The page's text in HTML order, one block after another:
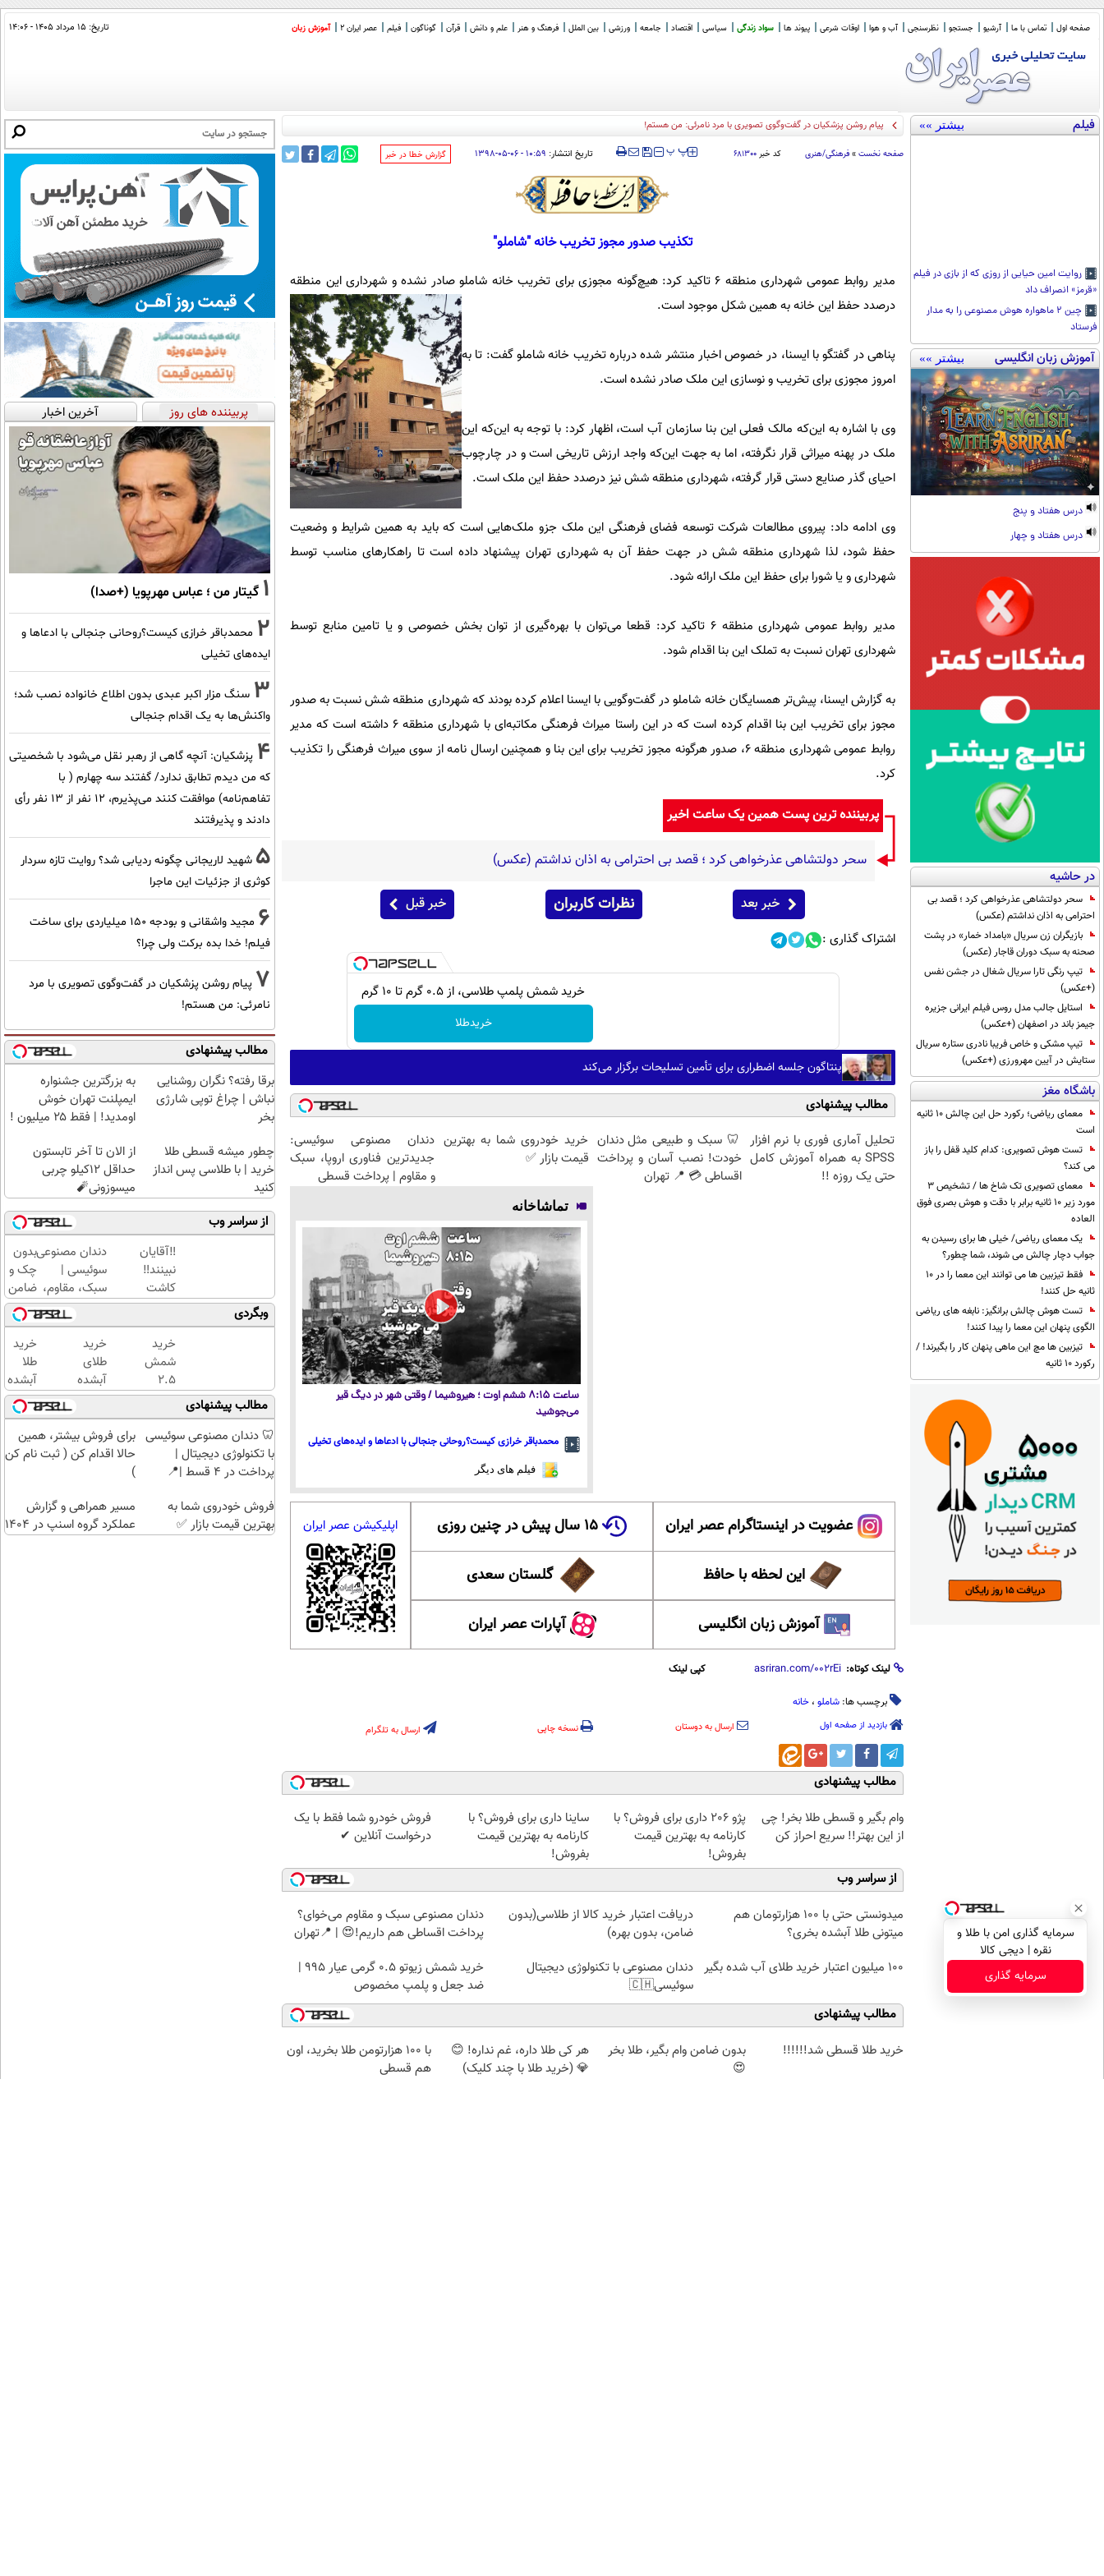
صفحه اول تماس با ما آرشیو جستجو نظرسنجی آب و هوا اوقات شرعی پیوند ها سواد زندگی سیاسی اقتصاد جامعه ورزشی بین الملل فرهنگ و هنر علم و دانش قرآن گوناگون فیلم عصر ایران 2 آموزش زبان تاریخ: ۱۵ مرداد ۱۴۰۵ - ۱۴:۰۶
فیلم بیشتر »»
روایت امین حیایی از روزی که از بازی در فیلم
«قرمز» انصراف داد
چین ۲ ماهواره هوش مصنوعی را به مدار
فرستاد
آموزش زبان انگلیسی بیشتر »»
درس هفتاد و پنج
درس هفتاد و چهار
در حاشیه
سحر دولتشاهی عذرخواهی کرد ؛ قصد بی
احترامی به اذان نداشتم (عکس)
بازیگران زن سریال «بامداد خمار» در پشت
صحنه به سبک دوران قاجار (عکس)
تیپ رنگی تارا سریال شغال در جشن نفس
(+عکس)
استایل جالب مدل روس فیلم ایرانی جزیره
جیمز باند در اصفهان (+عکس)
تیپ مشکی و خاص فریبا نادری ستاره سریال
ستایش در آیین مهرورزی (+عکس)
باشگاه مغز
معمای ریاضی؛ رکورد حل این چالش 10 ثانیه
است
تست هوش تصویری: کدام کلید قفل را باز
می کند؟
معمای تصویری تک شاخ ها / تشخیص 3
مورد زیر 10 ثانیه برابر با دقت و هوش بصری فوق
العاده
یک معمای ریاضی/ خیلی ها برای رسیدن به
جواب دچار چالش می شوند، شما چطور؟
فقط تیزبین ها می توانند این معما را در 10
ثانیه حل کنند!
تست هوش چالش برانگیز: نابغه های ریاضی
الگوی پنهان این معما را پیدا کنند!
تیزبین ها مچ این ماهی پنهان کار را بگیرند! /
رکورد 10 ثانیه
پیام روشن پزشکیان در گفت‌و‌گوی تصویری با مرد نامرئی: من هستم!
صفحه نخست » فرهنگی/هنری کد خبر۶۸۱۳۰۰ ‍‍‍ پ پ تاریخ انتشار: ۱۰:۵۹ - ۰۶-۰۵-۱۳۹۸ ‌گزارش خطا در خبر
تکذیب صدور مجوز تخریب خانه "شاملو"
مدیر روابط عمومی شهرداری منطقه ۶ تاکید کرد: هیچ‌گونه مجوزی برای تخریب خانه شاملو صادر نشده و شهرداری این
منطقه
درصدد حفظ این خانه به همین شکل موجود است.
پناهی در گفتگو با ایسنا، در خصوص اخبار منتشر شده درباره تخریب خانه شاملو گفت: تا به
امروز مجوزی برای تخریب و نوسازی این ملک صادر نشده است.
وی با اشاره به این‌که مالک فعلی این بنا سازمان آب است، اظهار کرد: با توجه به این‌که این
ملک در پهنه میراثی قرار نگرفته، اما به جهت این‌که واجد ارزش تاریخی است و در چارچوب
احیای گذر صنایع دستی قرار گرفته، شهرداری منطقه شش نیز درصدد حفظ این ملک است.
وی ادامه داد: پیروی مطالعات شرکت توسعه فضای فرهنگی این ملک جزو ملک‌هایی است که باید به همین شرایط و وضعیت
حفظ شود، لذا شهرداری منطقه شش در جهت حفظ آن به شهرداری تهران پیشنهاد داده است تا راهکار‌های مناسب توسط
شهرداری و یا شورا برای حفظ این ملک ارائه شود.
مدیر روابط عمومی شهرداری منطقه ۶ تاکید کرد: قطعا می‌توان با بهره‌گیری از توان بخش خصوصی و یا تامین منابع توسط
شهرداری تهران نسبت به تملک این بنا اقدام شود.
به گزارش ایسنا، پیش‌تر همسایگان خانه شاملو در گفت‌وگویی با ایسنا اعلام کرده بودند که شهرداری منطقه شش نسبت به صدور
مجوز برای تخریب این بنا اقدام کرده است که در این راستا میراث فرهنگی مکاتبه‌ای با شهرداری منطقه ۶ داشته است که مدیر
روابط عمومی شهرداری منطقه ۶، صدور هرگونه مجوز تخریب برای این بنا و همچنین ارسال نامه از سوی میراث فرهنگی را تکذیب
کرد.
پربیننده ترین پست همین یک ساعت اخیر
سحر دولتشاهی عذرخواهی کرد ؛ قصد بی احترامی به اذان نداشتم (عکس)
خبر بعد نظرات کاربران خبر قبل
اشتراک گذاری :
خرید شمش پلمپ طلاسی، از ۰.۵ گرم تا ۱۰ گرم
خریدطلا
پنتاگون جلسه اضطراری برای تأمین تسلیحات برگزار می‌کند
مطالب پیشنهادی
تحلیل آماری فوری با نرم افزار
SPSS به همراه آموزش کامل
حتی یک روزه !!
🦷 سبک و طبیعی مثل دندان
خودت! نصب آسان و پرداخت
اقساطی 💳 📍 تهران
خرید خودروی شما به بهترین
قیمت بازار ✅
دندان مصنوعی سوئیسی:
جدیدترین فناوری اروپا، سبک
و مقاوم | پرداخت قسطی
تماشاخانه
ساعت ۸:۱۵ ششم اوت ؛ هیروشیما / وقتی شهر در دیگ قیر
می‌جوشید
محمدباقر خرازی کیست؟روحانی جنجالی با ادعاها و ایده‌های تخیلی
فیلم های دیگر
عضویت در اینستاگرام عصر ایران ۱۵ سال پیش در چنین روزی
این لحظه با حافظ گلستان سعدی
آموزش زبان انگلیسی آپارات عصر ایران
اپلیکیشن عصر ایران
لینک کوتاه: کپی لینک
برچسب ها: شاملو ، خانه
بازدید از صفحه اول ارسال به دوستان نسخه چاپی ارسال به تلگرام
مطالب پیشنهادی
وام بگیر و قسطی طلا بخر! چی
از این بهتر!! سریع احراز کن
پژو 206 داری برای فروش؟ با
کارنامه به بهترین قیمت
بفروش!
ساینا داری برای فروش؟ با
کارنامه به بهترین قیمت
بفروش!
فروش خودرو شما فقط با یک
درخواست آنلاین ✔
از سراسر وب
میدونستی حتی با ۱۰۰ هزارتومان هم
میتونی طلا آبشده بخری؟
دریافت اعتبار خرید کالا از طلاسی(بدون
ضامن، بدون بهره)
دندان مصنوعی سبک و مقاوم می‌خوای؟
پرداخت اقساطی هم داریم!😍 | 📍تهران
100 میلیون اعتبار خرید طلای آب شده بگیر
دندان مصنوعی با تکنولوژی دیجیتال
سوئیسی🇨🇭
خرید شمش زیوتو ۰.۵ گرمی عیار ۹۹۵ |
ضد جعل و پلمپ مخصوص
مطالب پیشنهادی
خرید طلا قسطی شد!!!!!!
بدون ضامن وام بگیر، طلا بخر
😍
هر کی طلا داره، غم نداره! 😊
💎 (خرید طلا با چند کلیک)
با ۱۰۰ هزارتومن طلا بخرید، اون
هم قسطی
پربیننده های روز آخرین اخبار
1 گیتار من ؛ عباس مهرپویا (+صدا)
2 محمدباقر خرازی کیست؟روحانی جنجالی با ادعاها و
ایده‌های تخیلی
3 سنگ مزار اکبر عبدی بدون اطلاع خانواده نصب شد؛
واکنش‌ها به یک اقدام جنجالی
4 پزشکیان‌: آنچه گاهی از رهبر نقل می‌شود با شخصیتی
که من دیدم تطابق ندارد/ گفتند سه چهارم ( با
تفاهم‌نامه) موافقت کنند می‌پذیرم، 12 نفر از 13 نفر رأی
دادند و پذیرفتند
5 شهید لاریجانی چگونه ردیابی شد؟ روایت تازه سردار
کوثری از جزئیات این ماجرا
6
مجید واشقانی و بودجه 150 میلیاردی برای ساخت
فیلم! خدا بده برکت ولی چرا؟
7 پیام روشن پزشکیان در گفت‌و‌گوی تصویری با مرد
نامرئی: من هستم!
مطالب پیشنهادی
برقا رفته؟ نگران روشنایی
نباش | چراغ توپی شارژی
بخر
به بزرگترین جشنواره
ایمپلنت تهران خوش
اومدید! | فقط ۲۵ میلیون !
چطور میشه قسطی طلا
خرید | با طلاسی پس انداز
کنید
از الان تا آخر تابستون
حداقل 12کیلو چربی
میسوزونی🧨
از سراسر وب
‼️آقایان
نبینند‼️
کاشت
موی
طبیعی با
جدیدترین
متد روز
دنیا
دندان مصنوعی
سوئیسی |
سبک، مقاوم،
طبیعی! ویزیت
رایگان+پرداخت
اقساطی😍
بدون
چک و
ضامن
تا 100
میلیون
اعتبار
خرید
طلا
بگیر!
وبگردی
خرید
شمش
2.5
گرمی
از
طلاسی
خرید
طلای
آبشده
حتی با
۱۰۰هزارتومان
خرید
طلا
آبشده
با 100
هزار
تومن
مطالب پیشنهادی
🦷 دندان مصنوعی سوئیسی
با تکنولوژی دیجیتال |
پرداخت در 4 قسط |📍
برای فروش بیشتر، همین
حالا اقدام کن ( ثبت نام کن
)
فروش خودروی شما به
بهترین قیمت بازار ✅
مسیر همراهی و گزارش
عملکرد گروه اسنپ در ۱۴۰۴
سرمایه گذاری امن با طلا و
نقره | دیجی کالا
سرمایه گذاری